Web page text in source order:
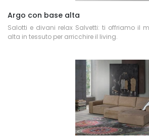
Argo con base alta
Salotti e divani relax Salvetti: ti offriamo il
alta in tessuto per arricchire il living.